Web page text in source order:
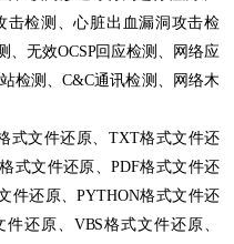
击检测、心脏出血漏洞攻击检
、无效OCSP回应检测、网络应
检测、C&C通讯检测、网络木
式文件还原、TXT格式文件还
式文件还原、PDF格式文件还
件还原、PYTHON格式文件还
还原、VBS格式文件还原、